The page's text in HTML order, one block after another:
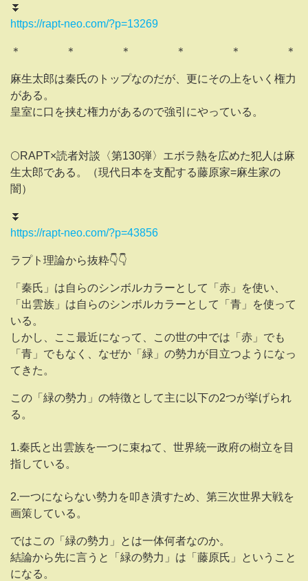
⏬️
https://rapt-neo.com/?p=13269
＊ ＊ ＊ ＊ ＊ ＊
麻生太郎は秦氏のトップなのだが、更にその上をいく権力
がある。
皇室に口を挟む権力があるので強引にやっている。
🌕RAPT×読者対談〈第130弾〉エボラ熱を広めた犯人は麻
生太郎である。（現代日本を支配する藤原家=麻生家の
闇）
⏬️
https://rapt-neo.com/?p=43856
ラプト理論から抜粋👇️👇️
「秦氏」は自らのシンボルカラーとして「赤」を使い、
「出雲族」は自らのシンボルカラーとして「青」を使って
いる。
しかし、ここ最近になって、この世の中では「赤」でも
「青」でもなく、なぜか「緑」の勢力が目立つようになっ
てきた。
この「緑の勢力」の特徴として主に以下の2つが挙げられ
る。
1.秦氏と出雲族を一つに束ねて、世界統一政府の樹立を目
指している。
2.一つにならない勢力を叩き潰すため、第三次世界大戦を
画策している。
ではこの「緑の勢力」とは一体何者なのか。
結論から先に言うと「緑の勢力」は「藤原氏」ということ
になる。